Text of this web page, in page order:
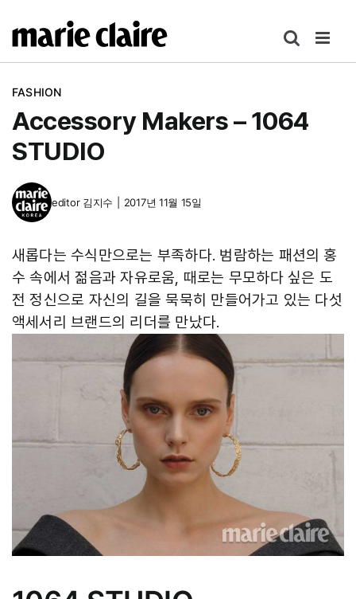
텐
FASHION
Accessory Makers – 1064
STUDIO
editor 김지수 2017년 11월 15일
새롭다는 수식만으로는 부족하다. 범람하는 패션의 홍
수 속에서 젊음과 자유로움, 때로는 무모하다 싶은 도
전 정신으로 자신의 길을 묵묵히 만들어가고 있는 다섯
액세서리 브랜드의 리더를 만났다.